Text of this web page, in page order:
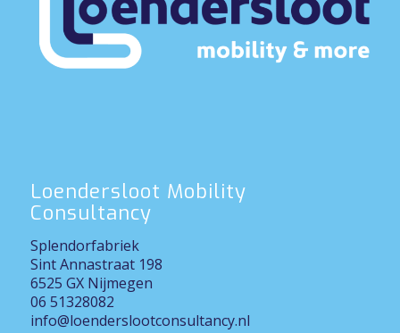
Loendersloot Mobility
Consultancy
Splendorfabriek
Sint Annastraat 198
6525 GX Nijmegen
06 51328082
info@loenderslootconsultancy.nl